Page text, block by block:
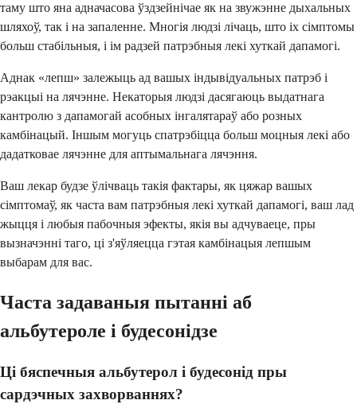
таму што яна адначасова ўздзейнічае як на звужэнне дыхальных
шляхоў, так і на запаленне. Многія людзі лічаць, што іх сімптомы
больш стабільныя, і ім радзей патрэбныя лекі хуткай дапамогі.
Аднак «лепш» залежыць ад вашых індывідуальных патрэб і
рэакцыі на лячэнне. Некаторыя людзі дасягаюць выдатнага
кантролю з дапамогай асобных інгалятараў або розных
камбінацый. Іншым могуць спатрэбіцца больш моцныя лекі або
дадатковае лячэнне для аптымальнага лячэння.
Ваш лекар будзе ўлічваць такія фактары, як цяжар вашых
сімптомаў, як часта вам патрэбныя лекі хуткай дапамогі, ваш лад
жыцця і любыя пабочныя эфекты, якія вы адчуваеце, пры
вызначэнні таго, ці з'яўляецца гэтая камбінацыя лепшым
выбарам для вас.
Часта задаваныя пытанні аб
альбутероле і будесонідзе
Ці бяспечныя альбутерол і будесонід пры
сардэчных захворваннях?